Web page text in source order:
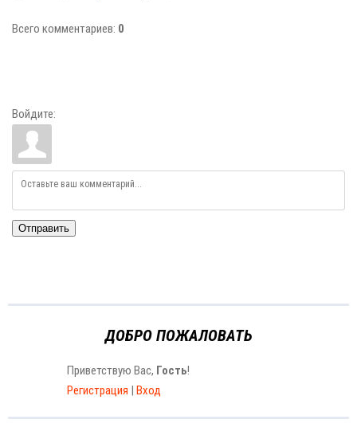
Всего комментариев: 0
Войдите:
Отправить
ДОБРО ПОЖАЛОВАТЬ
Приветствую Вас, Гость!
Регистрация | Вход